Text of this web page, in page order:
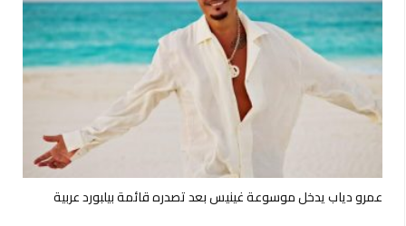
عمرو دياب يدخل موسوعة غينيس بعد تصدره قائمة بيلبورد عربية